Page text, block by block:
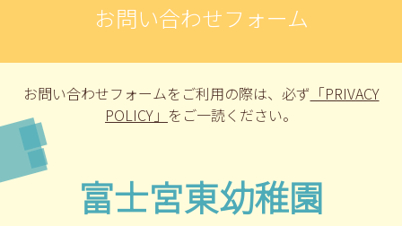
お問い合わせフォーム
お問い合わせフォームをご利用の際は、 必ず 「PRIVACY
POLICY」 をご一読ください。
富士宮東幼稚園